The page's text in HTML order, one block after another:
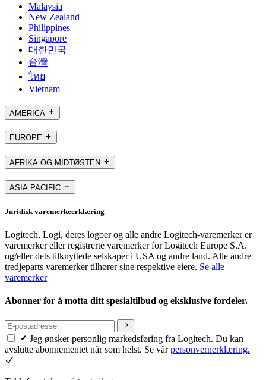
Malaysia
New Zealand
Philippines
Singapore
대한민국
台灣
ไทย
Vietnam
AMERICA
EUROPE
AFRIKA OG MIDTØSTEN
ASIA PACIFIC
Juridisk varemerkeerklæring
Logitech, Logi, deres logoer og alle andre Logitech-varemerker er
varemerker eller registrerte varemerker for Logitech Europe S.A.
og/eller dets tilknyttede selskaper i USA og andre land. Alle andre
tredjeparts varemerker tilhører sine respektive eiere. Se alle
varemerker
Abonner for å motta ditt spesialtilbud og eksklusive fordeler.
Jeg ønsker personlig markedsføring fra Logitech. Du kan
avslutte abonnementet når som helst. Se vårpersonvernerklæring.